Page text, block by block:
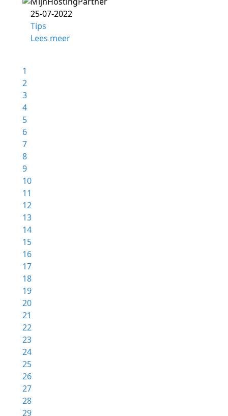
25-07-2022
Tips
Lees meer
1
2
3
4
5
6
7
8
9
10
11
12
13
14
15
16
17
18
19
20
21
22
23
24
25
26
27
28
29